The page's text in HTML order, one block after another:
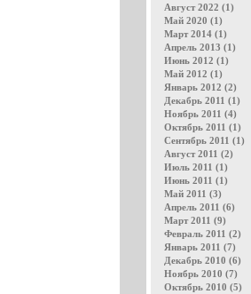
Август 2022 (1)
Май 2020 (1)
Март 2014 (1)
Апрель 2013 (1)
Июнь 2012 (1)
Май 2012 (1)
Январь 2012 (2)
Декабрь 2011 (1)
Ноябрь 2011 (4)
Октябрь 2011 (1)
Сентябрь 2011 (1)
Август 2011 (2)
Июль 2011 (1)
Июнь 2011 (1)
Май 2011 (3)
Апрель 2011 (6)
Март 2011 (9)
Февраль 2011 (2)
Январь 2011 (7)
Декабрь 2010 (6)
Ноябрь 2010 (7)
Октябрь 2010 (5)